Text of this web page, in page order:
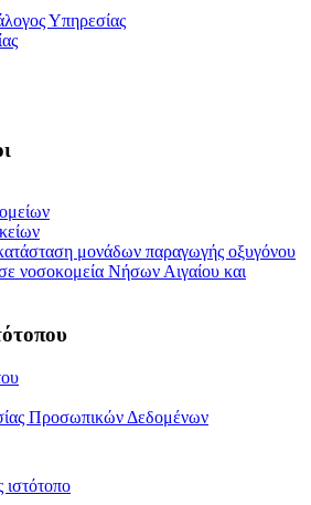
Υπηρεσίας
μονάδων παραγωγής οξυγόνου
νοσοκομεία Νήσων Αιγαίου και
Προσωπικών Δεδομένων
ιστότοπο